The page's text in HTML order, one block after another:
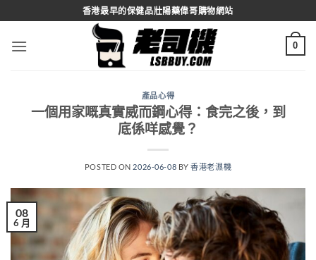
to
content
香港最早的保健品壯陽藥偉哥購物網站
0
產品心得
一個用家嘅真實威而鋼心得：食完之後，到
底係咩感覺？
POSTED ON 2026-06-08 BY香港老濕機
08
6 月